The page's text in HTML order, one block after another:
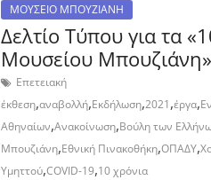
ΜΟΥΣΕΙΟ ΜΠΟΥΖΙΑΝΗ
Δελτίο Τύπου για τα
Μουσείου Μπουζιάνη»
Επετειακή
έκθεση,αναβολλή,Εκδήλωση,2021,έργα,
Αθηναίων,Ανακοίνωση,Βούλη των
Μπουζιάνη,Εθνική Πινακοθήκη,ΟΠΑΔΥ,
Υμηττού,COVID-19,10 χρόνια